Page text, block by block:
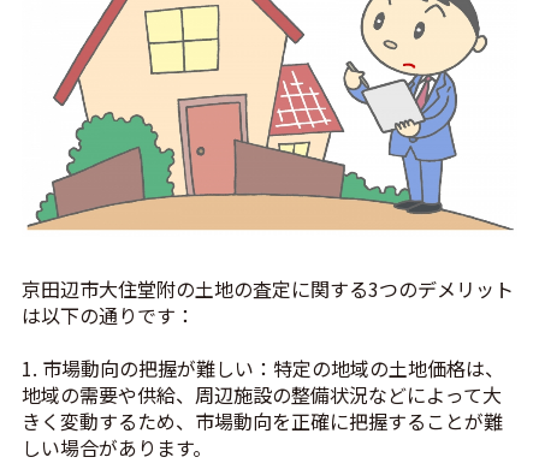
京田辺市大住堂附の土地の査定に関する3つのデメリット
は以下の通りです：
1. 市場動向の把握が難しい：特定の地域の土地価格は、
地域の需要や供給、周辺施設の整備状況などによって大
きく変動するため、市場動向を正確に把握することが難
しい場合があります。